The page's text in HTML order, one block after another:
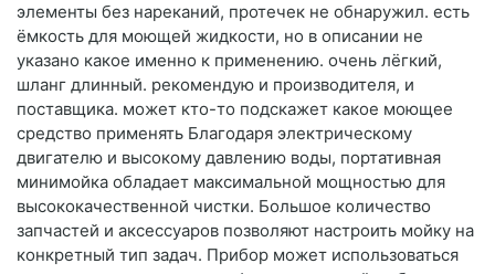
элементы без нареканий, протечек не обнаружил. есть
ёмкость для моющей жидкости, но в описании не
указано какое именно к применению. очень лёгкий,
шланг длинный. рекомендую и производителя, и
поставщика. может кто-то подскажет какое моющее
средство применять Благодаря электрическому
двигателю и высокому давлению воды, портативная
минимойка обладает максимальной мощностью для
высококачественной чистки. Большое количество
запчастей и аксессуаров позволяют настроить мойку на
конкретный тип задач. Прибор может использоваться